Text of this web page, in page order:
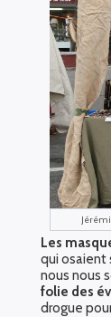
Les
qui osaient
nous nous
folie des
drogue